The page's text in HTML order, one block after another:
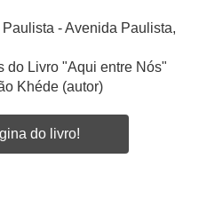
- Avenida Paulista,
do Livro "Aqui entre Nós"
Khéde (autor)
do livro!